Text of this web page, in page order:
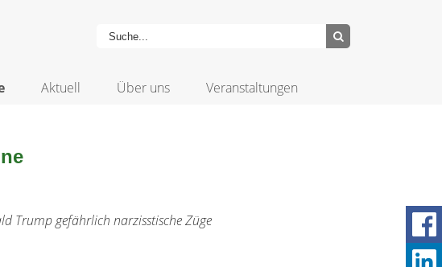
Aktuell Über uns Veranstaltungen
Trump gefährlich narzisstische Züge